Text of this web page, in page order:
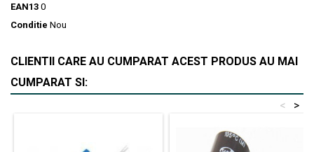
EAN13 0
Conditie Nou
CLIENTII CARE AU CUMPARAT ACEST PRODUS AU MAI
CUMPARAT SI:
>
<